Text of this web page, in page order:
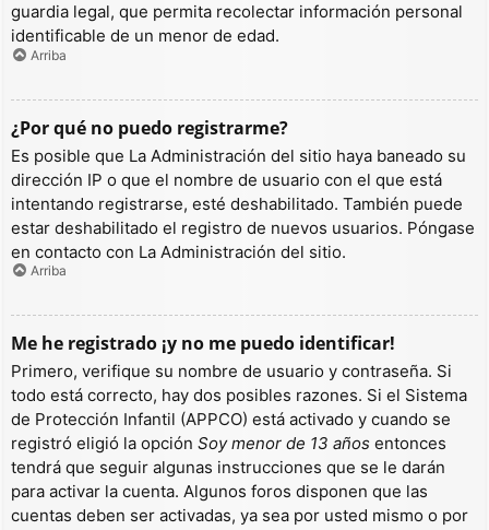
guardia legal, que permita recolectar información personal
identificable de un menor de edad.
Arriba
¿Por qué no puedo registrarme?
Es posible que La Administración del sitio haya baneado su
dirección IP o que el nombre de usuario con el que está
intentando registrarse, esté deshabilitado. También puede
estar deshabilitado el registro de nuevos usuarios. Póngase
en contacto con La Administración del sitio.
Arriba
Me he registrado ¡y no me puedo identificar!
Primero, verifique su nombre de usuario y contraseña. Si
todo está correcto, hay dos posibles razones. Si el Sistema
de Protección Infantil (APPCO) está activado y cuando se
registró eligió la opción Soy menor de 13 años entonces
tendrá que seguir algunas instrucciones que se le darán
para activar la cuenta. Algunos foros disponen que las
cuentas deben ser activadas, ya sea por usted mismo o por